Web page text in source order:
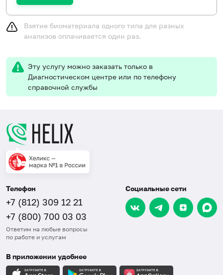
Взятие биоматериала одного типа для разных
анализов оплачивается один раз.
Эту услугу можно заказать только в
Диагностическом центре или по телефону
справочной службы
Телефон
+7 (812) 309 12 21
+7 (800) 700 03 03
Ответим на любые вопросы
по работе и услугам
Социальные сети
В приложении удобнее